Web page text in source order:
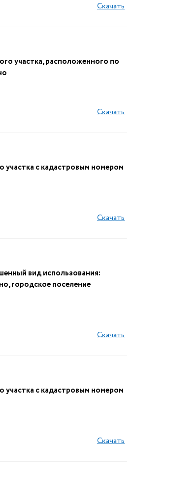
Скачать
участка, расположенного по
Скачать
с кадастровым номером
Скачать
вид использования:
городское поселение
Скачать
с кадастровым номером
Скачать